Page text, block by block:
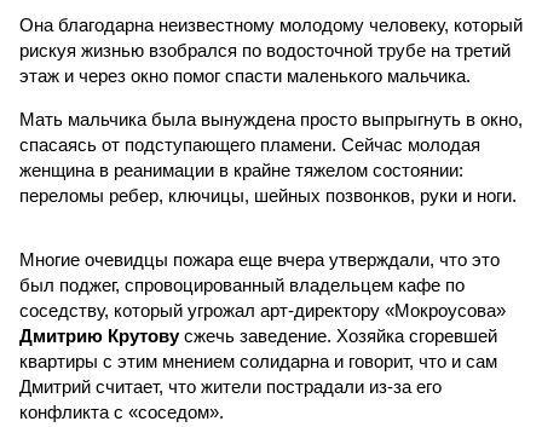
Она благодарна неизвестному молодому человеку, который
рискуя жизнью взобрался по водосточной трубе на третий
этаж и через окно помог спасти маленького мальчика.
Мать мальчика была вынуждена просто выпрыгнуть в окно,
спасаясь от подступающего пламени. Сейчас молодая
женщина в реанимации в крайне тяжелом состоянии:
переломы ребер, ключицы, шейных позвонков, руки и ноги.
Многие очевидцы пожара еще вчера утверждали, что это
был поджег, спровоцированный владельцем кафе по
соседству, который угрожал арт-директору «Мокроусова»
Дмитрию Крутовусжечь заведение. Хозяйка сгоревшей
квартиры с этим мнением солидарна и говорит, что и сам
Дмитрий считает, что жители пострадали из-за его
конфликта с «соседом».